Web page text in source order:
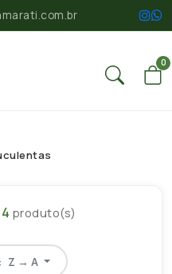
0
produto(s)
Z → A